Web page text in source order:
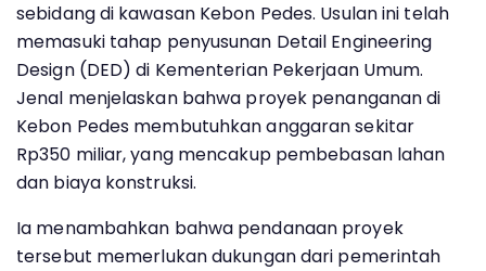
sebidang di kawasan Kebon Pedes. Usulan ini telah
memasuki tahap penyusunan Detail Engineering
Design (DED) di Kementerian Pekerjaan Umum.
Jenal menjelaskan bahwa proyek penanganan di
Kebon Pedes membutuhkan anggaran sekitar
Rp350 miliar, yang mencakup pembebasan lahan
dan biaya konstruksi.
Ia menambahkan bahwa pendanaan proyek
tersebut memerlukan dukungan dari pemerintah